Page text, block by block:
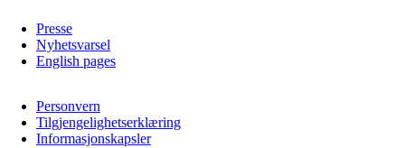
Presse
Nyhetsvarsel
English pages
Personvern
Tilgjengelighetserklæring
Informasjonskapsler